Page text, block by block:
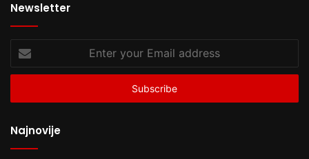
Newsletter
your
Email
Najnovije